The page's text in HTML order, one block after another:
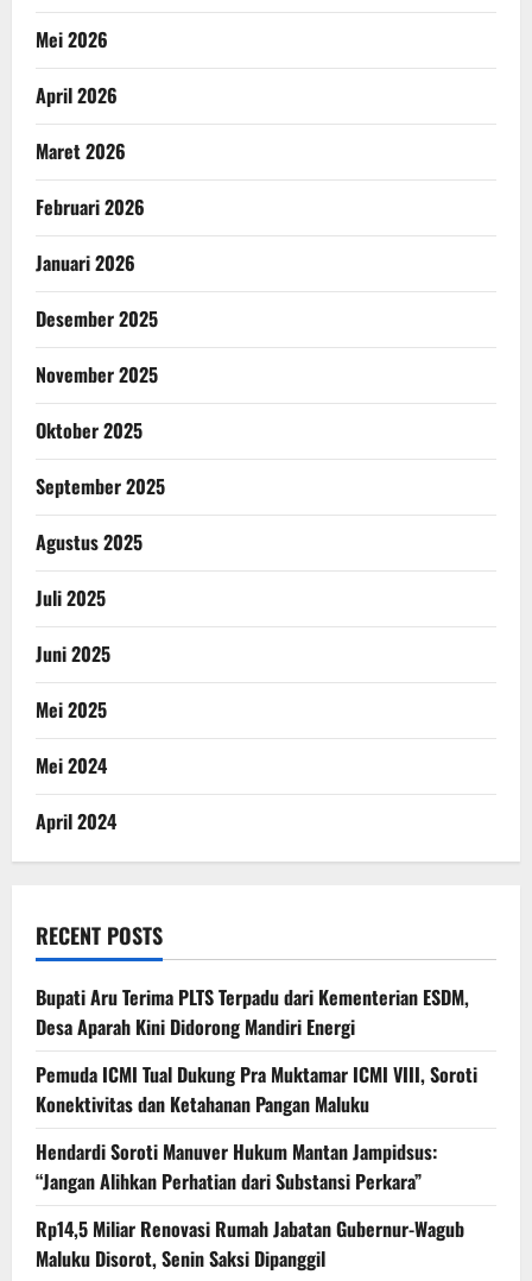
Mei 2026
April 2026
Maret 2026
Februari 2026
Januari 2026
Desember 2025
November 2025
Oktober 2025
September 2025
Agustus 2025
Juli 2025
Juni 2025
Mei 2025
Mei 2024
April 2024
RECENT POSTS
Bupati Aru Terima PLTS Terpadu dari Kementerian ESDM,
Desa Aparah Kini Didorong Mandiri Energi
Pemuda ICMI Tual Dukung Pra Muktamar ICMI VIII, Soroti
Konektivitas dan Ketahanan Pangan Maluku
Hendardi Soroti Manuver Hukum Mantan Jampidsus:
“Jangan Alihkan Perhatian dari Substansi Perkara”
Rp14,5 Miliar Renovasi Rumah Jabatan Gubernur-Wagub
Maluku Disorot, Senin Saksi Dipanggil